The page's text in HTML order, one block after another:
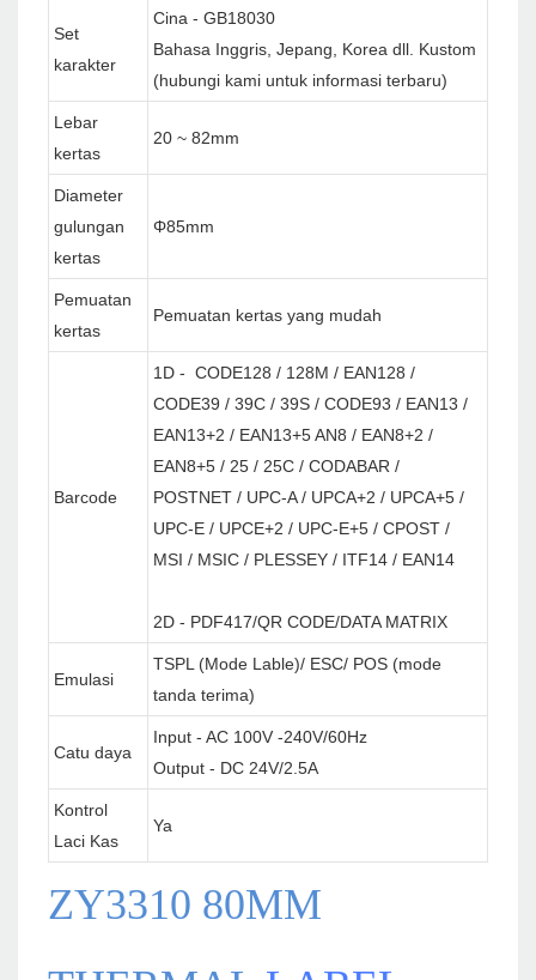
Set
karakter
Cina - GB18030
Bahasa Inggris, Jepang, Korea dll. Kustom
(hubungi kami untuk informasi terbaru)
Lebar
kertas
20 ~ 82mm
Diameter
gulungan
kertas
Φ85mm
Pemuatan
kertas
Pemuatan kertas yang mudah
Barcode
1D - CODE128 / 128M / EAN128 /
CODE39 / 39C / 39S / CODE93 / EAN13 /
EAN13+2 / EAN13+5 AN8 / EAN8+2 /
EAN8+5 / 25 / 25C / CODABAR /
POSTNET / UPC-A / UPCA+2 / UPCA+5 /
UPC-E / UPCE+2 / UPC-E+5 / CPOST /
MSI / MSIC / PLESSEY / ITF14 / EAN14
2D - PDF417/QR CODE/DATA MATRIX
Emulasi
TSPL (Mode Lable)/ ESC/ POS (mode
tanda terima)
Catu daya
Input - AC 100V -240V/60Hz
Output - DC 24V/2.5A
Kontrol
Laci Kas
Ya
ZY3310 80MM